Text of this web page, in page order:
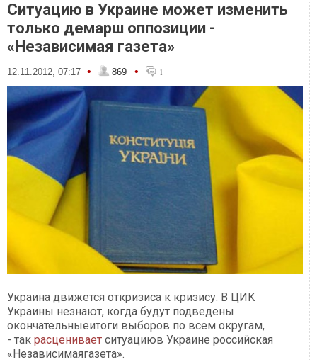
Ситуацию в Украине может изменить
только демарш оппозиции -
«Независимая газета»
12.11.2012, 07:17 • 869 • 1
Украина движется откризиса к кризису. В ЦИК
Украины незнают, когда будут подведены
окончательныеитоги выборов по всем округам,
- так расценивает ситуациюв Украине российская
«Независимаягазета».